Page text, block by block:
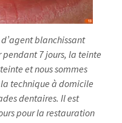
blanchissant
pendant 7 jours, la teinte
et nous sommes
technique à domicile
dentaires. Il est
pour la restauration